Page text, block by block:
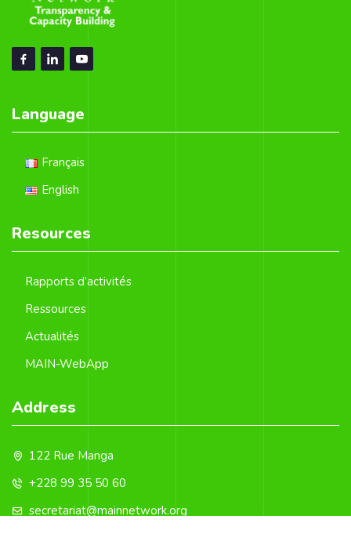
Language
Français
English
Resources
Rapports d’activités
Ressources
Actualités
MAIN-WebApp
Address
122 Rue Manga
+228 99 35 50 60
secretariat@mainnetwork.org